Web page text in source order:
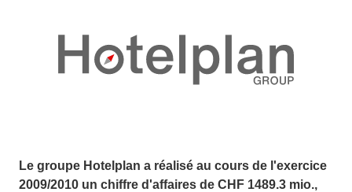
Le groupe Hotelplan a réalisé au cours de l'exercice
2009/2010 un chiffre d'affaires de CHF 1489.3 mio.,